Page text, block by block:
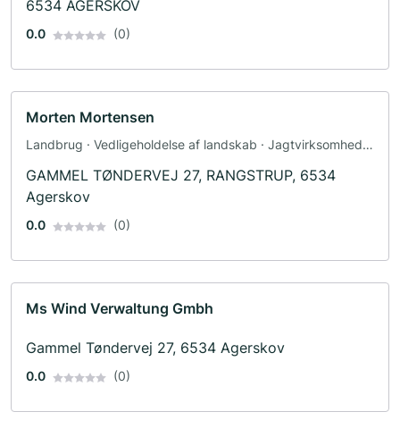
6534 AGERSKOV
0.0 (0)
Morten Mortensen
Landbrug · Vedligeholdelse af landskab · Jagtvirksomhed ·
GAMMEL TØNDERVEJ 27, RANGSTRUP, 6534
Agerskov
0.0 (0)
Ms Wind Verwaltung Gmbh
Gammel Tøndervej 27, 6534 Agerskov
0.0 (0)